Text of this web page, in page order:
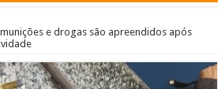
e drogas são apreendidos após